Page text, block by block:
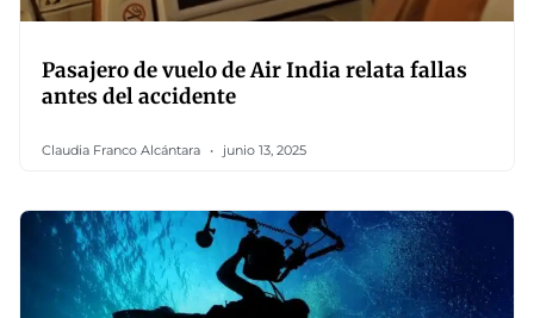
Pasajero de vuelo de Air India relata fallas
antes del accidente
Claudia Franco Alcántara junio 13, 2025